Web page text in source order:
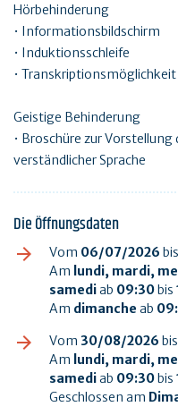
Hörbehinderung
• Informationsbildschirm
• Induktionsschleife
• Transkriptionsmöglichkeit
Geistige Behinderung
• Broschüre zur Vorstellung
verständlicher Sprache
Die Öffnungsdaten
Vom 06/07/2026 bis
Am lundi, mardi,
samediab 09:30bis
Am dimanche ab
Vom 30/08/2026 bis
Am lundi, mardi,
samediab 09:30bis
Geschlossen am